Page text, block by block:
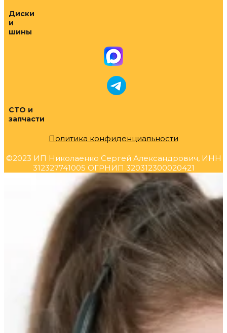
Диски
и
шины
СТО и
запчасти
Политика конфиденциальности
©2023 ИП Николаенко Сергей Александрович, ИНН
312327741005 ОГРНИП 320312300020421